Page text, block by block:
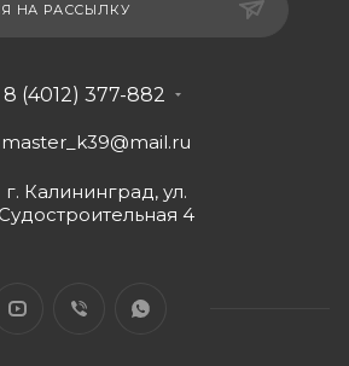
НА РАССЫЛКУ
8 (4012) 377-882
master_k39@mail.ru
г. Калининград, ул.
Судостроительная 4